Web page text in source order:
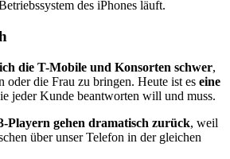
des iPhones läuft.
die T-Mobile und Konsorten schwer,
oder die Frau zu bringen. Heute ist es eine
jeder Kunde beantworten will und muss.
Playern gehen dramatisch zurück, weil
über unser Telefon in der gleichen